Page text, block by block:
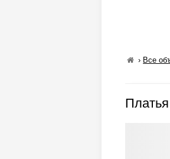
› Все